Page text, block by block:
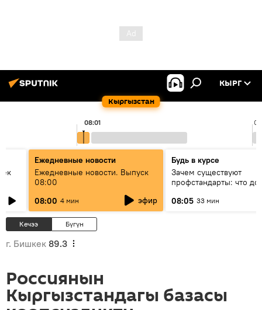
Кыргызстан
КЫРГ
08:01
Ежедневные новости
Ежедневные новости. Выпуск
08:00
08:00 4 мин эфир
Будь в курсе
Зачем существуют
профстандарты: что
своей профессии
08:05 33 мин
Кечээ Бүгүн
г. Бишкек 89.3
Россиянын
Кыргызстандагы базасы